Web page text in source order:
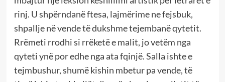
rinj. U shpërndanë ftesa, lajmërime ne fejsbuk,
shpallje në vende të dukshme tejembanë qytetit.
Rrëmeti rrodhi si rrëketë e malit, jo vetëm nga
qyteti ynë por edhe nga ata fqinjë. Salla ishte e
tejmbushur, shumë kishin mbetur pa vende, të